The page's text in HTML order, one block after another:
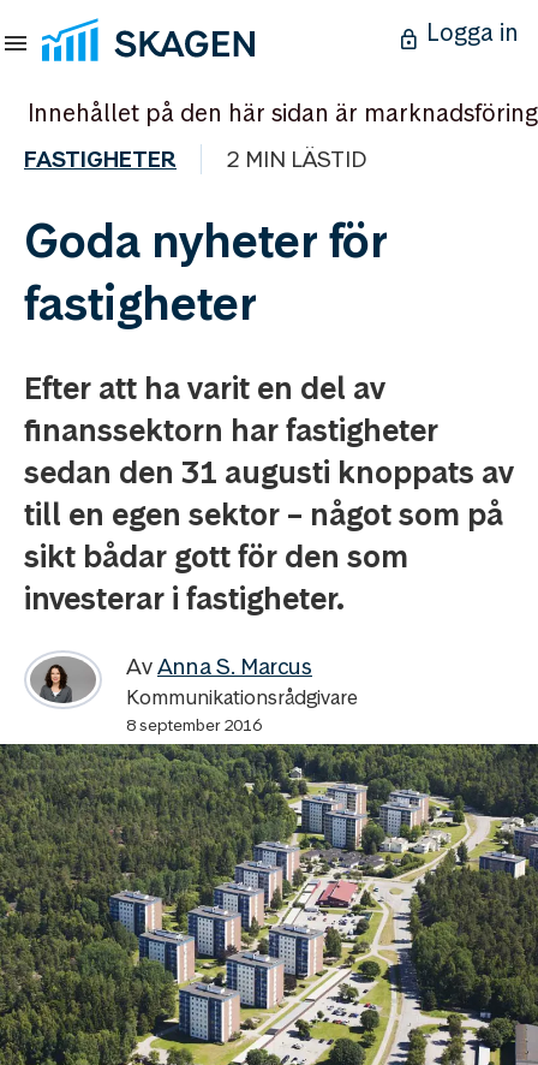
Logga in
Innehållet på den här sidan är marknadsföring
FASTIGHETER 2 MIN LÄSTID
Goda nyheter för
fastigheter
Efter att ha varit en del av
finanssektorn har fastigheter
sedan den 31 augusti knoppats av
till en egen sektor – något som på
sikt bådar gott för den som
investerar i fastigheter.
AvAnna S. Marcus
Kommunikationsrådgivare
8 september 2016